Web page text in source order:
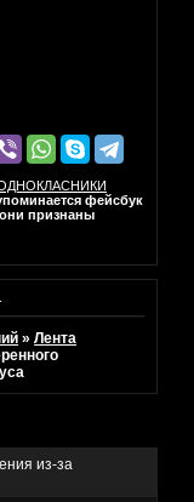
фейсбук
они признаны
»Лента
из-за